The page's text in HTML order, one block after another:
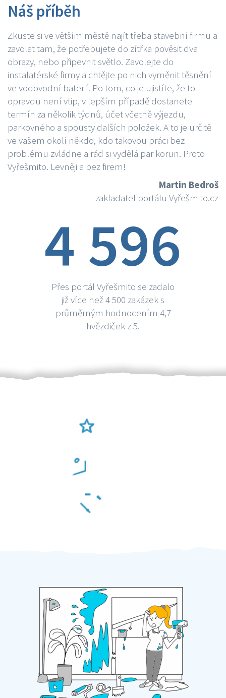
Náš příběh
Zkuste si ve větším městě najít třeba stavební firmu a
zavolat tam, že potřebujete do zítřka pověsit dva
obrazy, nebo připevnit světlo. Zavolejte do
instalatérské firmy a chtějte po nich vyměnit těsnění
ve vodovodní baterií. Po tom, co je ujistíte, že to
opravdu není vtip, v lepším případě dostanete
termín za několik týdnů, účet včetně výjezdu,
parkovného a spousty dalších položek. A to je určitě
ve vašem okolí někdo, kdo takovou práci bez
problému zvládne a rád si vydělá par korun. Proto
Vyřešmito. Levněji a bez firem!
Martin Bedroš
zakladatel portálu Vyřešmito.cz
4 596
Přes portál Vyřešmito se zadalo
již více než 4 500 zakázek s
průměrným hodnocením 4,7
hvězdiček z 5.